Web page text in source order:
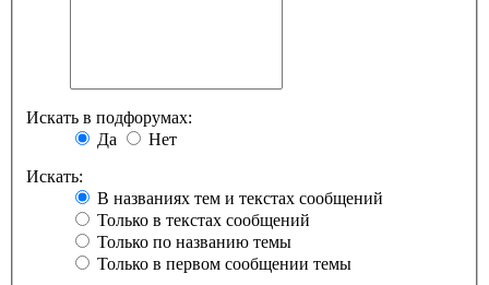
Искать в подфорумах:
Да
Нет
Искать:
В названиях тем и текстах сообщений
Только в текстах сообщений
Только по названию темы
Только в первом сообщении темы